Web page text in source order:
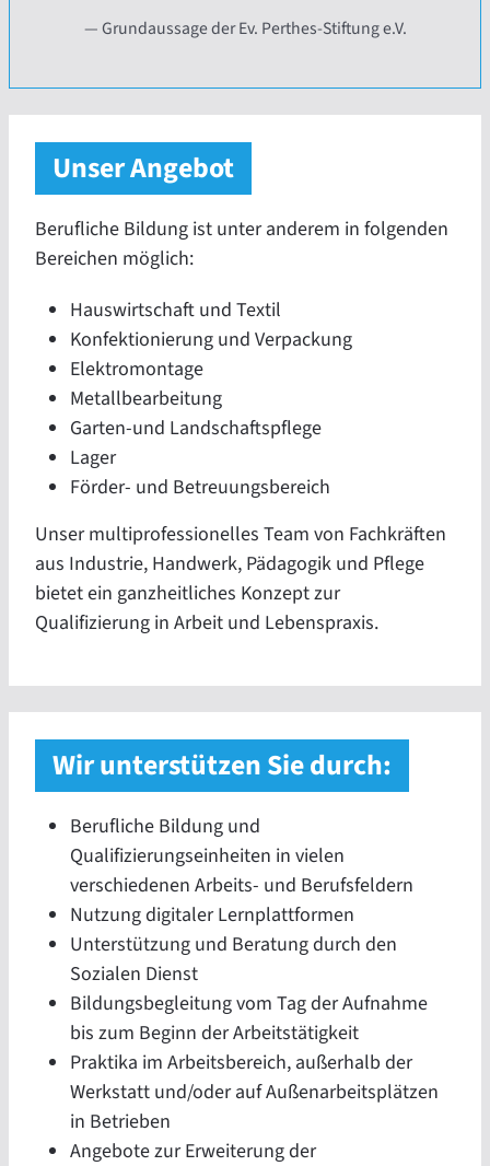
Grundaussage der Ev. Perthes-Stiftung e.V.
Unser Angebot
Berufliche Bildung ist unter anderem in folgenden
Bereichen möglich:
Hauswirtschaft und Textil
Konfektionierung und Verpackung
Elektromontage
Metallbearbeitung
Garten-und Landschaftspflege
Lager
Förder- und Betreuungsbereich
Unser multiprofessionelles Team von Fachkräften
aus Industrie, Handwerk, Pädagogik und Pflege
bietet ein ganzheitliches Konzept zur
Qualifizierung in Arbeit und Lebenspraxis.
Wir unterstützen Sie durch:
Berufliche Bildung und
Qualifizierungseinheiten in vielen
verschiedenen Arbeits- und Berufsfeldern
Nutzung digitaler Lernplattformen
Unterstützung und Beratung durch den
Sozialen Dienst
Bildungsbegleitung vom Tag der Aufnahme
bis zum Beginn der Arbeitstätigkeit
Praktika im Arbeitsbereich, außerhalb der
Werkstatt und/oder auf Außenarbeitsplätzen
in Betrieben
Angebote zur Erweiterung der